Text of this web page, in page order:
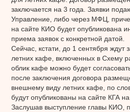
заключается на 3 года. Заявки
Управление, либо через МФЦ,
на сайте КИО будет опубликована
приема заявок с конкретной датой.
Сейчас, кстати, до 1 сентября ждут
летних кафе, включенных в Схему
облик кафе можно будет
после заключения договора
внешнему виду летних кафе, по
будут опубликованы на сайте КГА
Заслушав выступление главы КИО,